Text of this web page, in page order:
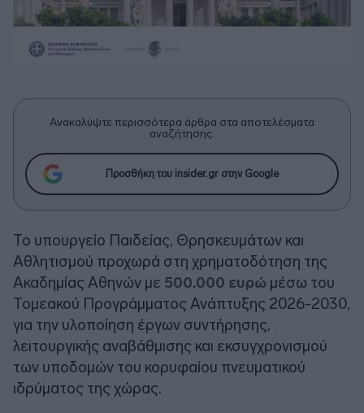
Ανακαλύψτε περισσότερα άρθρα στα αποτελέσματα
αναζήτησης.
Προσθήκη του insider.gr στην Google
Το υπουργείο Παιδείας, Θρησκευμάτων και
Αθλητισμού προχωρά στη χρηματοδότηση της
Ακαδημίας Αθηνών με 500.000 ευρώ μέσω του
Τομεακού Προγράμματος Ανάπτυξης 2026-2030,
για την υλοποίηση έργων συντήρησης,
λειτουργικής αναβάθμισης και εκσυγχρονισμού
των υποδομών του κορυφαίου πνευματικού
ιδρύματος της χώρας.